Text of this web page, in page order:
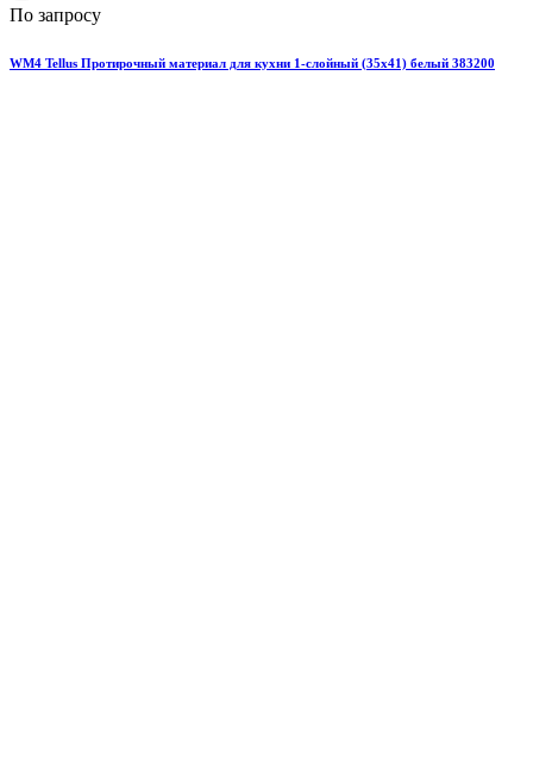
По запросу
WM4 Tellus Протирочный материал для кухни 1-слойный (35х41) белый 383200